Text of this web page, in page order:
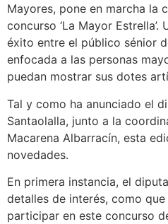
Mayores, pone en marcha la
concurso ‘La Mayor
éxito entre el público sénior
enfocada a las personas
puedan mostrar sus dotes
Tal y como ha anunciado el
Santaolalla, junto a la
Macarena Albarracín, esta
novedades.
En primera instancia, el
detalles de interés, como
participar en este concurso